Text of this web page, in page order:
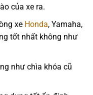
của xe ra.
xe Honda, Yamaha,
tốt nhất không như
như chìa khóa cũ